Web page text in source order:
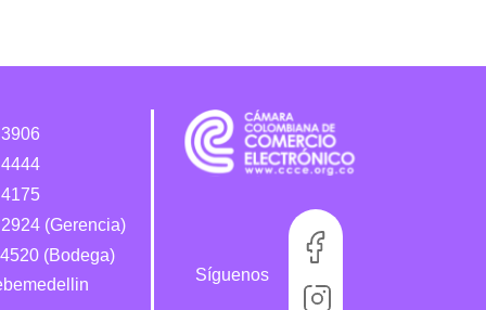
(Gerencia)
(Bodega)
Síguenos